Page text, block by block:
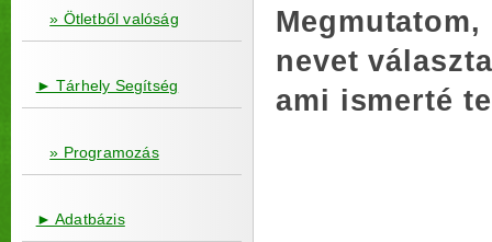
» Ötletből valóság
► Tárhely Segítség
» Programozás
► Adatbázis
nevet
ami ismerté